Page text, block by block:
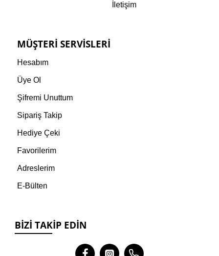
İletişim
MÜŞTERI SERVISLERI
Hesabım
Üye Ol
Şifremi Unuttum
Sipariş Takip
Hediye Çeki
Favorilerim
Adreslerim
E-Bülten
BIZI TAKIP EDIN